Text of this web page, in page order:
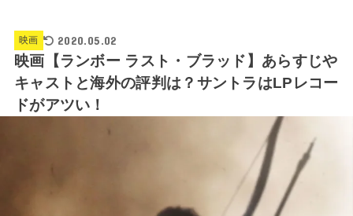
映画 2020.05.02
映画【ランボー ラスト・ブラッド】あらすじや
キャストと海外の評判は？サントラはLPレコー
ドがアツい！